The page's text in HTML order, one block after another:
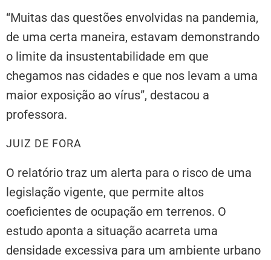
“Muitas das questões envolvidas na pandemia,
de uma certa maneira, estavam demonstrando
o limite da insustentabilidade em que
chegamos nas cidades e que nos levam a uma
maior exposição ao vírus”, destacou a
professora.
JUIZ DE FORA
O relatório traz um alerta para o risco de uma
legislação vigente, que permite altos
coeficientes de ocupação em terrenos. O
estudo aponta a situação acarreta uma
densidade excessiva para um ambiente urbano